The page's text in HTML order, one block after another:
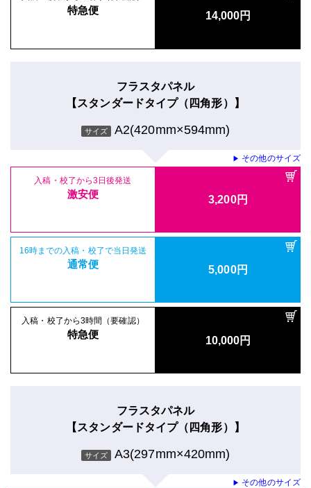
特急便 14,000円
フラスタパネル
【スタンダードタイプ（四角形）】
サイズ A2(420mm×594mm)
▶ その他のサイズ
入稿・校了から3日後発送
激安便 3,200円
16時までの入稿・校了で当日発送
通常便 5,000円
入稿・校了から3時間（要確認）
特急便 10,000円
フラスタパネル
【スタンダードタイプ（四角形）】
サイズ A3(297mm×420mm)
▶ その他のサイズ